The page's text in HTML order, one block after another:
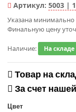
Артикул: 5003 | 1
Указана
Финальную цену
Наличие: На складе
Товар на
За счет
Цвет